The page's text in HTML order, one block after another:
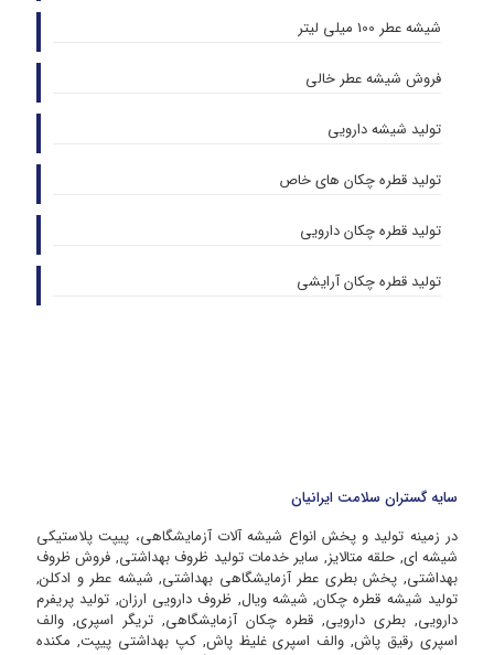
شیشه عطر 100 میلی لیتر
فروش شیشه عطر خالی
تولید شیشه دارویی
تولید قطره چکان های خاص
تولید قطره چکان دارویی
تولید قطره چکان آرایشی
سایه گستران سلامت ایرانیان
در زمینه تولید و پخش انواع شیشه آلات آزمایشگاهی، پیپت پلاستیکی
شیشه ای, حلقه متالایز, سایر خدمات تولید ظروف بهداشتی, فروش ظروف
بهداشتی, پخش بطری عطر آزمایشگاهی بهداشتی, شیشه عطر و ادکلن,
تولید شیشه قطره چکان, شیشه ویال, ظروف دارویی ارزان, تولید پریفرم
دارویی, بطری دارویی, قطره چکان آزمایشگاهی, تریگر اسپری, والف
اسپری رقیق پاش, والف اسپری غلیظ پاش, کپ بهداشتی پیپت, مکنده